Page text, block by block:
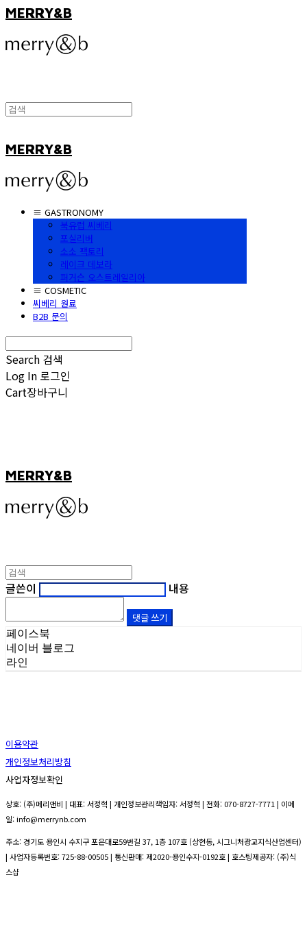
MERRY&B
MERRY&B
≡ GASTRONOMY
북유럽 씨베리
포실리버
소소 팩토리
레이크 데보라
퍼거슨 오스트레일리아
≡ COSMETIC
씨베리 원료
B2B 문의
Search 검색
Log In 로그인
Cart장바구니
MERRY&B
글쓴이 내용
댓글 쓰기
페이스북
네이버 블로그
라인
이용약관
개인정보처리방침
사업자정보확인
상호: (주)메리앤비 | 대표: 서정혁 | 개인정보관리책임자: 서정혁 | 전화: 070-8727-7771 | 이메
일: info@merrynb.com
주소: 경기도 용인시 수지구 포은대로59번길 37, 1층 107호 (상현동, 시그니처광교지식산업센터)
| 사업자등록번호:725-88-00505| 통신판매:제2020-용인수지-0192호| 호스팅제공자: (주)식
스샵